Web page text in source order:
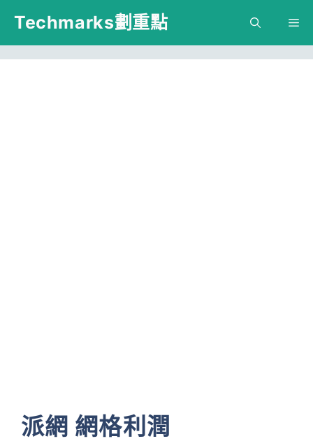
跳
主
Techmarks劃重點
派網 網格利潤